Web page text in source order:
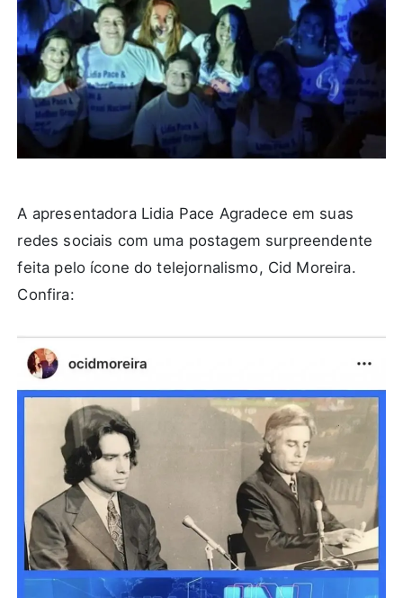
A apresentadora Lidia Pace Agradece em suas
redes sociais com uma postagem surpreendente
feita pelo ícone do telejornalismo, Cid Moreira.
Confira: